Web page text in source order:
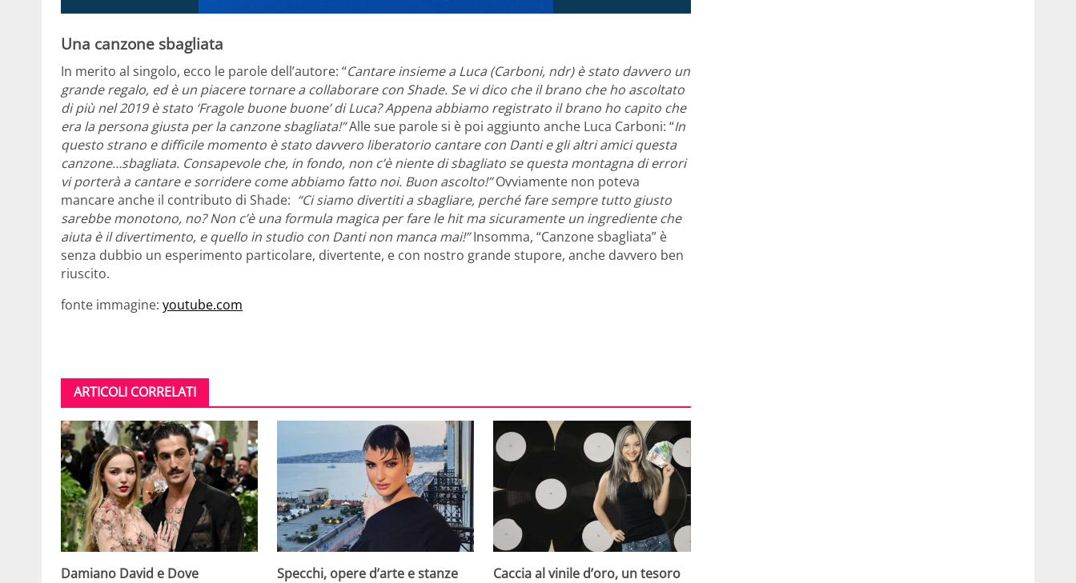
Una canzone sbagliata
In merito al singolo, ecco le parole dell’autore: “Cantare insieme a Luca (Carboni, ndr) è stato davvero un
grande regalo, ed è un piacere tornare a collaborare con Shade. Se vi dico che il brano che ho ascoltato
di più nel 2019 è stato ‘Fragole buone buone’ di Luca? Appena abbiamo registrato il brano ho capito che
era la persona giusta per la canzone sbagliata!”Alle sue parole si è poi aggiunto anche Luca Carboni: “In
questo strano e difficile momento è stato davvero liberatorio cantare con Danti e gli altri amici questa
canzone…sbagliata. Consapevole che, in fondo, non c’è niente di sbagliato se questa montagna di errori
vi porterà a cantare e sorridere come abbiamo fatto noi. Buon ascolto!”Ovviamente non poteva
mancare anche il contributo di Shade: “Ci siamo divertiti a sbagliare, perché fare sempre tutto giusto
sarebbe monotono, no? Non c’è una formula magica per fare le hit ma sicuramente un ingrediente che
aiuta è il divertimento, e quello in studio con Danti non manca mai!”Insomma, “Canzone sbagliata” è
senza dubbio un esperimento particolare, divertente, e con nostro grande stupore, anche davvero ben
riuscito.
fonte immagine: youtube.com
ARTICOLI CORRELATI
Damiano David e Dove
Specchi, opere d’arte e stanze
Caccia al vinile d’oro, un tesoro